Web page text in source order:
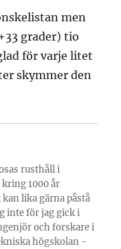
men
grader) tio
för varje litet
skymmer den
rusthåll i
1000 år
lika gärna påstå
inte för jag gick i
och forskare i
högskolan -